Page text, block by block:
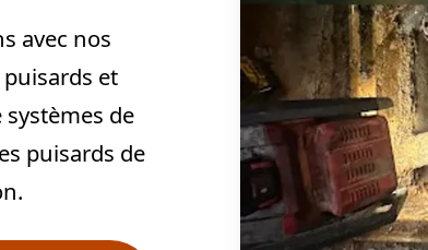
avec nos
et
de
puisards de